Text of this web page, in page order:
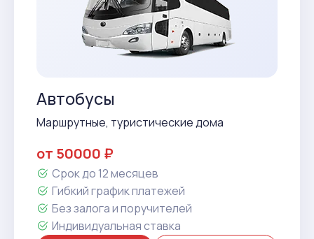
Автобусы
Маршрутные, туристические дома
от 50000 ₽
Срок до 12 месяцев
Гибкий график платежей
Без залога и поручителей
Индивидуальная ставка